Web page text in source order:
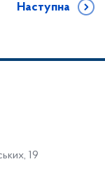
Наступна
19